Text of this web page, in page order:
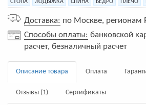
СТОПА ЛОДЫЖКА СПИНА БЕДРО ПЛЕЧО
Доставка: по Москве, регионам
Способы оплаты: банковской
расчет, безналичный расчет
Описание товара Оплата
Отзывы (1) Сертификаты